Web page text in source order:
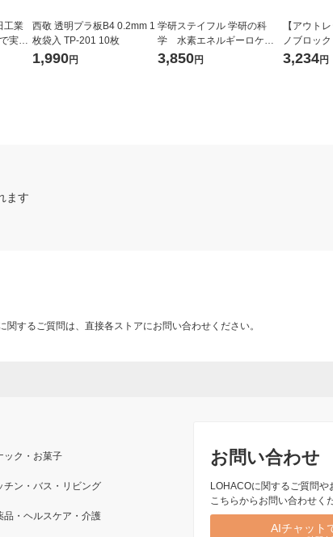
工業
実験!
西敬 透明プラ板B4 0.2mm 1
枚袋入 TP-201 10枚
1,990円
学研ステイフル 学研の科
学 水素エネルギーロケッ
ト Q750946 1個
3,850円
【アウト
ノブロッ
わ（BOX）
3,234円
ます
するご質問は、直接各ストアにお問い合わせください。
お問い合わせ
LOHACOに関するご質問や
こちらからお問い合わせく
AIチャット
ック・お菓子
チン・バス・リビング
品・ヘルスケア・介護